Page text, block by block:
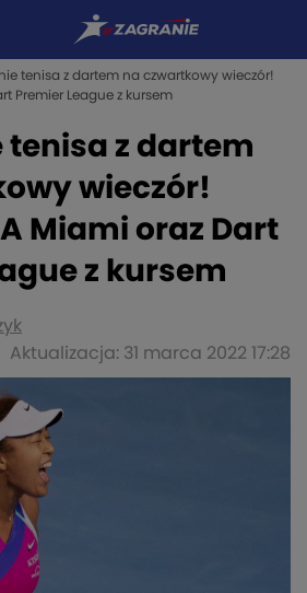
tenisa z dartem na czwartkowy wieczór!
Premier League z kursem
tenisa z dartem
wieczór!
Miami oraz Dart
z kursem
Aktualizacja: 31 marca 2022 17:28